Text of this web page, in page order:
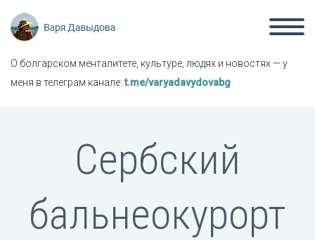
О болгарском менталитете, культуре, людях и новостях — у
меня в телеграм канале:t.me/varyadavydovabg
Сербский
бальнеокурорт